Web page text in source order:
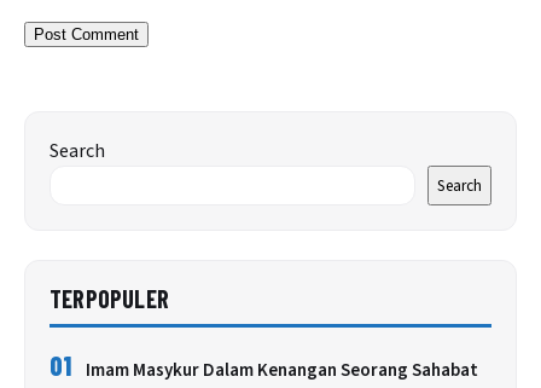
Search
Search
TERPOPULER
01 Imam Masykur Dalam Kenangan Seorang Sahabat